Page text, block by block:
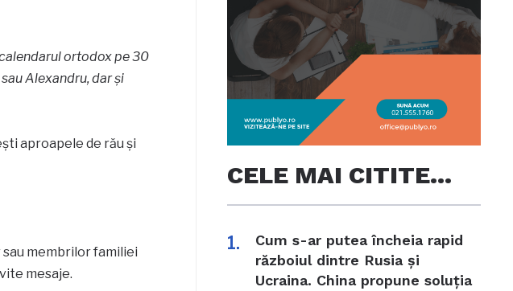
ortodox pe 30
Alexandru, dar și
aproapele de rău și
sau membrilor familiei
mesaje.
CELE MAI CITITE…
Cum s-ar putea încheia rapid
războiul dintre Rusia și
Ucraina. China propune soluția